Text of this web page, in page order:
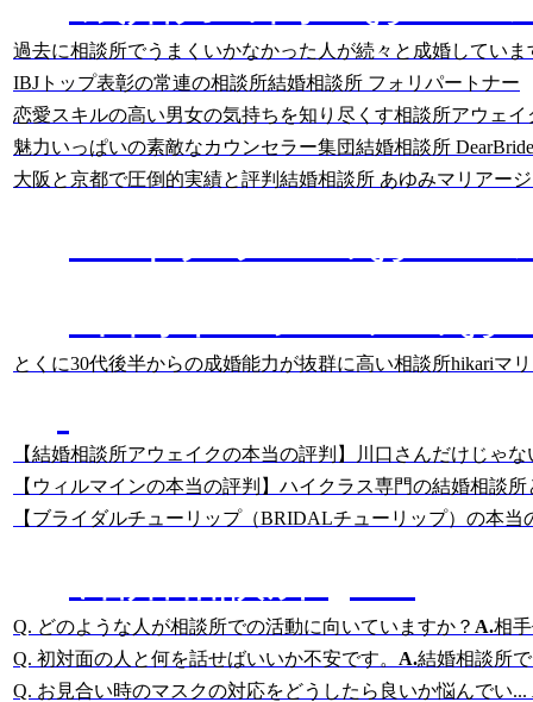
過去に相談所でうまくいかなかった人が続々と成婚していま
IBJトップ表彰の常連の相談所結婚相談所 フォリパートナー
恋愛スキルの高い男女の気持ちを知り尽くす相談所アウェイ
魅力いっぱいの素敵なカウンセラー集団結婚相談所
大阪と京都で圧倒的実績と評判 結婚相談所 あゆみマリアー
とくに30代後半からの成婚能力が抜群に高い相談所hikariマ
【結婚相談所アウェイクの本当の評判】川口さんだけじゃ
【ウィルマインの本当の評判】ハイクラス専門の結婚相談
【ブライダルチューリップ（BRIDALチューリップ）の本
Q. どのような人が相談所での活動に向いていますか？ A.相
Q. 初対面の人と何を話せばいいか不安です。 A.結婚相談所
Q. お見合い時のマスクの対応をどうしたら良いか悩んでい...